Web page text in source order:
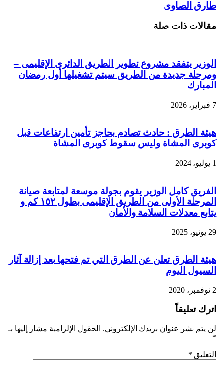
طارق الصاوى
مقالات ذات صلة
الوزير يتفقد مشروع تطوير الطريق الدائرى الإقليمى –
ومرحلة جديدة من الطريق سيتم تشغيلها أول رمضان
المبارك
7 فبراير، 2026
هيئة الطرق : حادث تصادم بحاجز تأمين ارتفاعات قبل
كوبرى المشاة وليس سقوط كوبرى المشاة
1 يوليو، 2024
الفريق كامل الوزير يقوم بجولة موسعة لمتابعة صيانة
المرحلة الأولى من الطريق الإقليمى بطول ١٥٢ كم و
يتابع معدلات السلامة والأمان
29 يونيو، 2025
هيئة الطرق تعلن عن الطرق التي تم فتحها بعد إزالة آثار
السيول اليوم
2 نوفمبر، 2020
اترك تعليقاً
لن يتم نشر عنوان بريدك الإلكتروني. الحقول الإلزامية مشار إليها بـ
*
التعليق *